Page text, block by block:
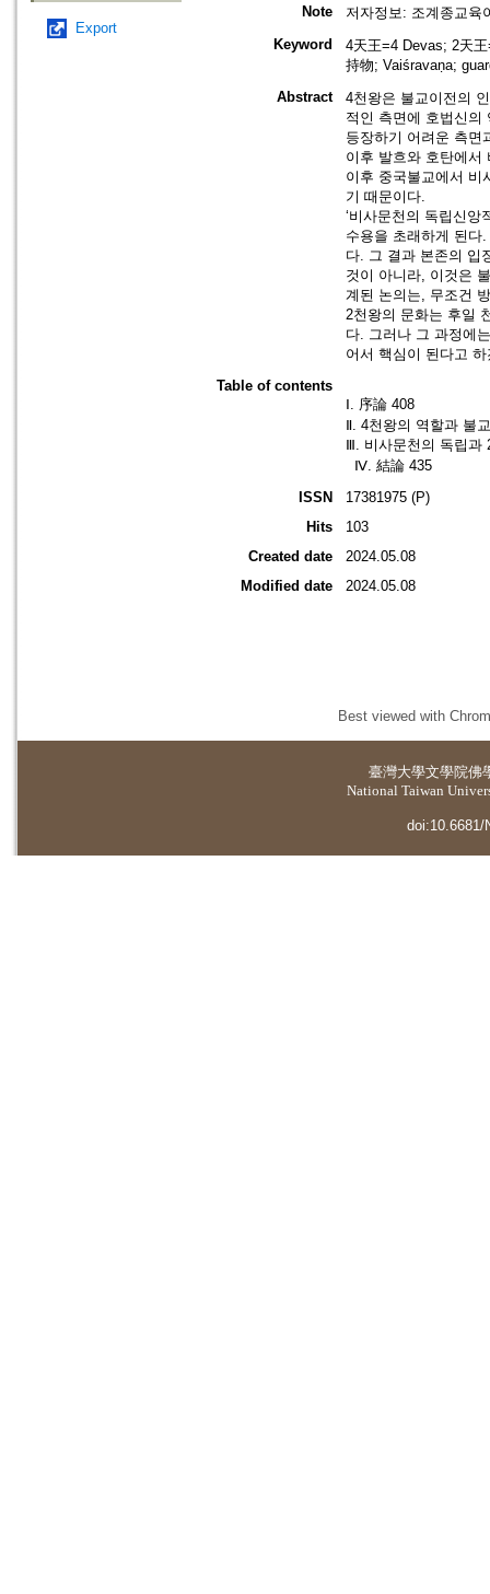
Export
Note
저자정보: 조계종교육
Keyword
4天王=4 Devas; 2天
持物; Vaiśravaṇa;
Abstract
4천왕은 불교이전의
적인 측면에 호법신의
등장하기 어려운 측면
이후 발흐와 호탄에서
이후 중국불교에서 비
기 때문이다.
‘비사문천의 독립신앙
수용을 초래하게 된다
다. 그 결과 본존의 입
것이 아니라, 이것은
계된 논의는, 무조건
2천왕의 문화는 후일
다. 그러나 그 과정에
어서 핵심이 된다고
Table of contents
Ⅰ. 序論 408
Ⅱ. 4천왕의 역할과 불
Ⅲ. 비사문천의 독립과
Ⅳ. 結論 435
ISSN
17381975 (P)
Hits
103
Created date
2024.05.08
Modified date
2024.05.08
Best viewed with
臺灣大學文學院佛
National Taiwan
doi:10.6681/